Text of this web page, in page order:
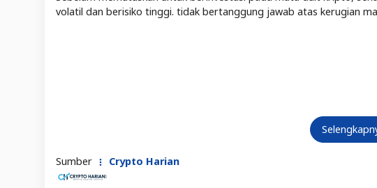
volatil dan berisiko tinggi. tidak bertanggung jawab atas kerugian
Sumber Crypto Harian